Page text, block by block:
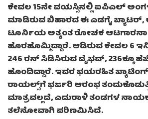
ಕೇವಲ 15ನೇ ವಯಸ್ಸಿನಲ್ಲಿ ಐಪಿಎಲ್
ಮಾಡಿರುವ ಬಿಹಾರದ ಈ ಎಡಗೈ ಬ್ಯಾಟರ್,
ಟೂರ್ನಿಯ ಅತ್ಯಂತ ರೋಚಕ
ಹೊರಹೊಮ್ಮಿದ್ದಾರೆ. ಆಡಿರುವ ಕೇವಲ 6
246 ರನ್ ಸಿಡಿಸಿರುವ ವೈಭವ್, 236ಕ್ಕೂ
ಹೊಂದಿದ್ದಾರೆ. ಇವರ ಭಯರಹಿತ ಬ್ಯಾಟಿಂಗ್
ರಾಯಲ್ಸ್‌ಗೆ ಭರ್ಜರಿ ಆರಂಭ
ಮಾತ್ರವಲ್ಲದೆ, ಎದುರಾಳಿ ತಂಡಗಳ
ತಲೆನೋವಾಗಿ ಪರಿಣಮಿಸಿದೆ.